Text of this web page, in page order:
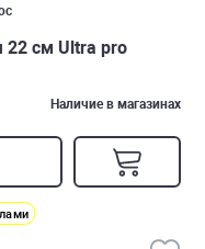
22 см Ultra pro
Наличие в магазинах